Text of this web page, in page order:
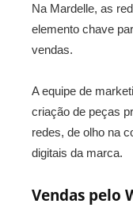
Na Mardelle, as
elemento chave
vendas.
A equipe de
criação de peças
redes, de olho na
digitais da marca.
Vendas pelo